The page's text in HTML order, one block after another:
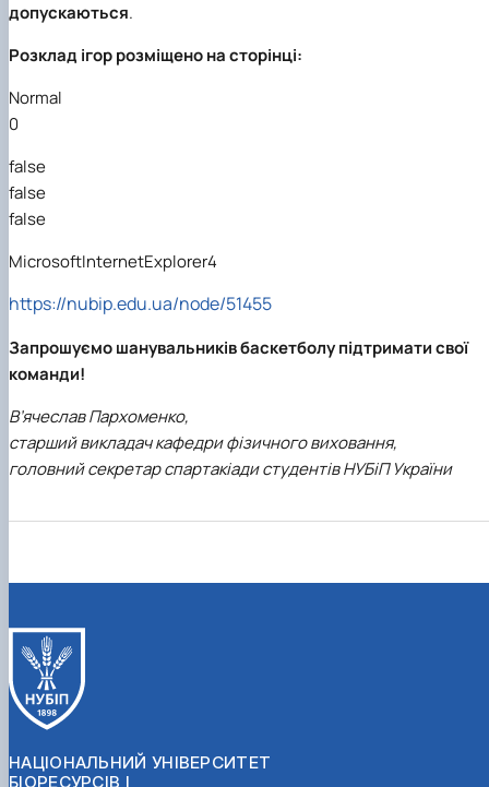
допускаються.
Розклад ігор розміщено на сторінці:
Normal
0
false
false
false
MicrosoftInternetExplorer4
https://nubip.edu.ua/node/51455
Запрошуємо шанувальників баскетболу підтримати свої
команди!
В’ячеслав Пархоменко,
старший викладач кафедри фізичного виховання,
головний секретар спартакіади студентів НУБіП України
НАЦІОНАЛЬНИЙ УНІВЕРСИТЕТ
БІОРЕСУРСІВ І